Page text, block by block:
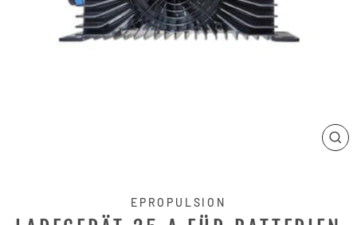
EPROPULSION